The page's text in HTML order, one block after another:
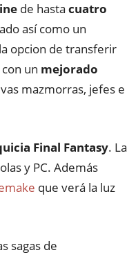
de hasta cuatro
así como un
opcion de transferir
un mejorado
mazmorras, jefes e
Final Fantasy. La
y PC. Además
que verá la luz
sagas de